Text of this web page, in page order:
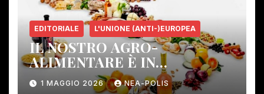
EDITORIALE L'UNIONE (ANTI-)EUROPEA
IL NOSTRO AGRO-
ALIMENTARE È IN
PERICOLO!
1 MAGGIO 2026 NEA-POLIS